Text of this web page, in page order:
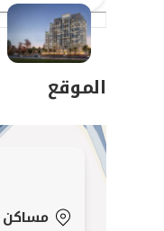
العلاقات هي قلب
في جودة
الموقع
مساكن باب القصر